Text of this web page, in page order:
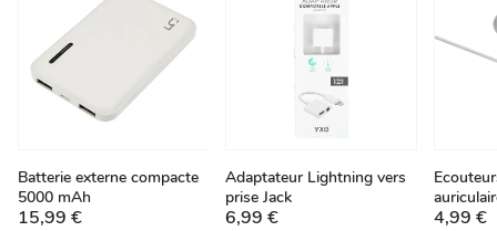
Batterie externe compacte
5000 mAh
15,99 €
Adaptateur Lightning vers
prise Jack
6,99 € 4,99 €